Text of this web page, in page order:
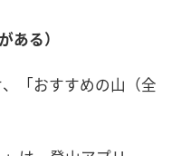
る）
「おすすめの山（全